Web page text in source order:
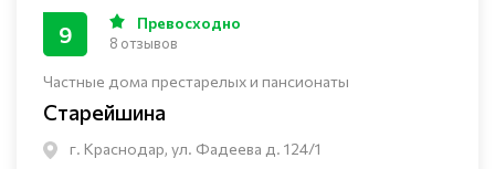
Частные дома престарелых и пансионаты
Старейшина
г. Краснодар, ул. Фадеева д. 124/1
9 Превосходно
8 отзывов